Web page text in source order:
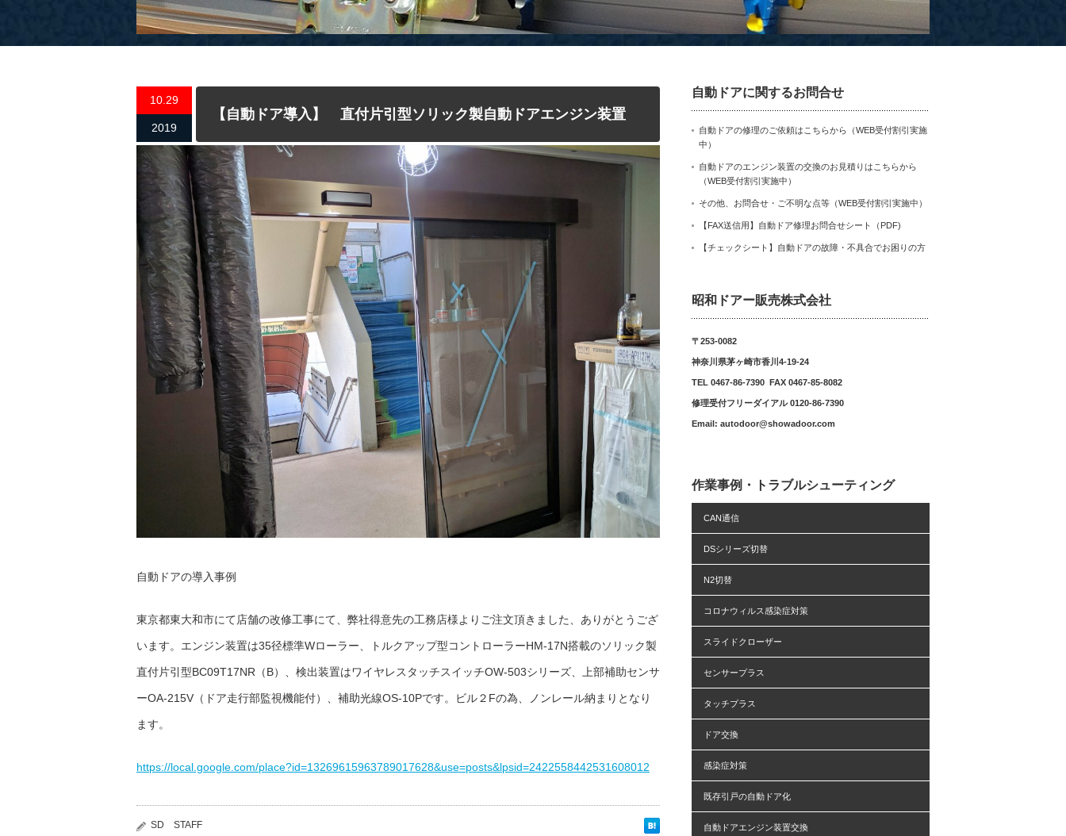
10.29
2019
【自動ドア導入】 直付片引型ソリック製自動ドアエンジン装置
自動ドアの導入事例
東京都東大和市にて店舗の改修工事にて、弊社得意先の工務店様よりご注文頂きました、ありがとうござ
います。エンジン装置は35径標準Wローラー、トルクアップ型コントローラーHM-17N搭載のソリック製
直付片引型BC09T17NR（B）、検出装置はワイヤレスタッチスイッチOW-503シリーズ、上部補助センサ
ーOA-215V（ドア走行部監視機能付）、補助光線OS-10Pです。ビル２Fの為、ノンレール納まりとなり
ます。
https://local.google.com/place?id=13269615963789017628&use=posts&lpsid=2422558442531608012
SD STAFF
自動ドアに関するお問合せ
自動ドアの修理のご依頼はこちらから（WEB受付割引実施
中）
自動ドアのエンジン装置の交換のお見積りはこちらから
（WEB受付割引実施中）
その他、お問合せ・ご不明な点等（WEB受付割引実施中）
【FAX送信用】自動ドア修理お問合せシート（PDF)
【チェックシート】自動ドアの故障・不具合でお困りの方
昭和ドアー販売株式会社
〒253-0082
神奈川県茅ヶ崎市香川4-19-24
TEL 0467-86-7390 FAX 0467-85-8082
修理受付フリーダイアル 0120-86-7390
Email: autodoor@showadoor.com
作業事例・トラブルシューティング
CAN通信
DSシリーズ切替
N2切替
コロナウィルス感染症対策
スライドクローザー
センサープラス
タッチプラス
ドア交換
感染症対策
既存引戸の自動ドア化
自動ドアエンジン装置交換